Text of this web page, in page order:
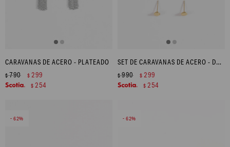
CARAVANAS DE ACERO - PLATEADO
$790 $ 299
$ 254
SET DE CARAVANAS DE ACERO - DORADO
$990 $ 299
$ 254
62 62